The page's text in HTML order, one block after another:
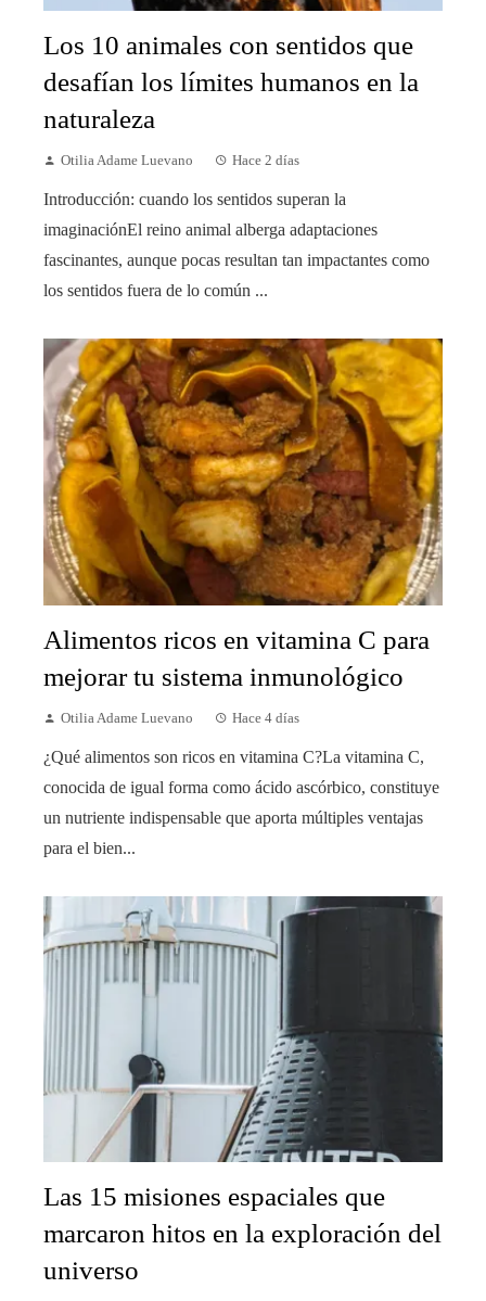
Los 10 animales con sentidos que
desafían los límites humanos en la
naturaleza
Otilia Adame Luevano Hace 2 días
Introducción: cuando los sentidos superan la
imaginaciónEl reino animal alberga adaptaciones
fascinantes, aunque pocas resultan tan impactantes como
los sentidos fuera de lo común ...
Alimentos ricos en vitamina C para
mejorar tu sistema inmunológico
Otilia Adame Luevano Hace 4 días
¿Qué alimentos son ricos en vitamina C?La vitamina C,
conocida de igual forma como ácido ascórbico, constituye
un nutriente indispensable que aporta múltiples ventajas
para el bien...
Las 15 misiones espaciales que
marcaron hitos en la exploración del
universo